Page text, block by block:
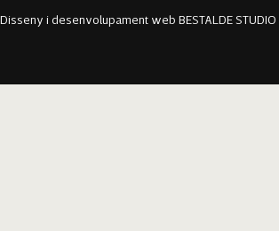
Disseny i desenvolupament web BESTALDE STUDIO